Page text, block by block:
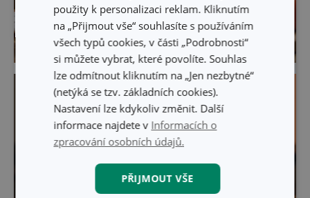
použity k personalizaci reklam. Kliknutím
na „Přijmout vše“ souhlasíte s používáním
všech typů cookies, v části „Podrobnosti“
si můžete vybrat, které povolíte. Souhlas
lze odmítnout kliknutím na „Jen nezbytné“
(netýká se tzv. základních cookies).
Nastavení lze kdykoliv změnit. Další
informace najdete v Informacích o
zpracování osobních údajů.
PŘIJMOUT VŠE